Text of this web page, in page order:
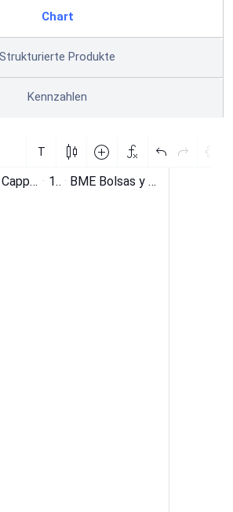
Chart
Strukturierte Produkte
Kennzahlen